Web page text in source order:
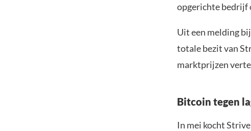
opgerichte bedrijf
Uit een melding
totale bezit van
marktprijzen
Bitcoin tegen
In mei kocht